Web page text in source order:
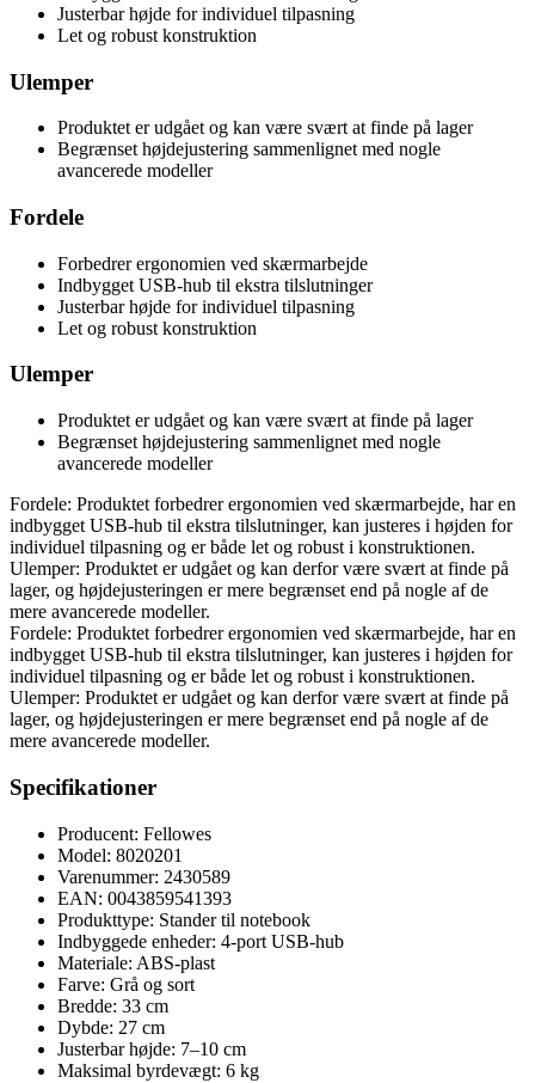
Justerbar højde for individuel tilpasning
Let og robust konstruktion
Ulemper
Produktet er udgået og kan være svært at finde på lager
Begrænset højdejustering sammenlignet med nogle
avancerede modeller
Fordele
Forbedrer ergonomien ved skærmarbejde
Indbygget USB-hub til ekstra tilslutninger
Justerbar højde for individuel tilpasning
Let og robust konstruktion
Ulemper
Produktet er udgået og kan være svært at finde på lager
Begrænset højdejustering sammenlignet med nogle
avancerede modeller
Fordele: Produktet forbedrer ergonomien ved skærmarbejde, har en
indbygget USB-hub til ekstra tilslutninger, kan justeres i højden for
individuel tilpasning og er både let og robust i konstruktionen.
Ulemper: Produktet er udgået og kan derfor være svært at finde på
lager, og højdejusteringen er mere begrænset end på nogle af de
mere avancerede modeller.
Fordele: Produktet forbedrer ergonomien ved skærmarbejde, har en
indbygget USB-hub til ekstra tilslutninger, kan justeres i højden for
individuel tilpasning og er både let og robust i konstruktionen.
Ulemper: Produktet er udgået og kan derfor være svært at finde på
lager, og højdejusteringen er mere begrænset end på nogle af de
mere avancerede modeller.
Specifikationer
Producent: Fellowes
Model: 8020201
Varenummer: 2430589
EAN: 0043859541393
Produkttype: Stander til notebook
Indbyggede enheder: 4-port USB-hub
Materiale: ABS-plast
Farve: Grå og sort
Bredde: 33 cm
Dybde: 27 cm
Justerbar højde: 7–10 cm
Maksimal byrdevægt: 6 kg